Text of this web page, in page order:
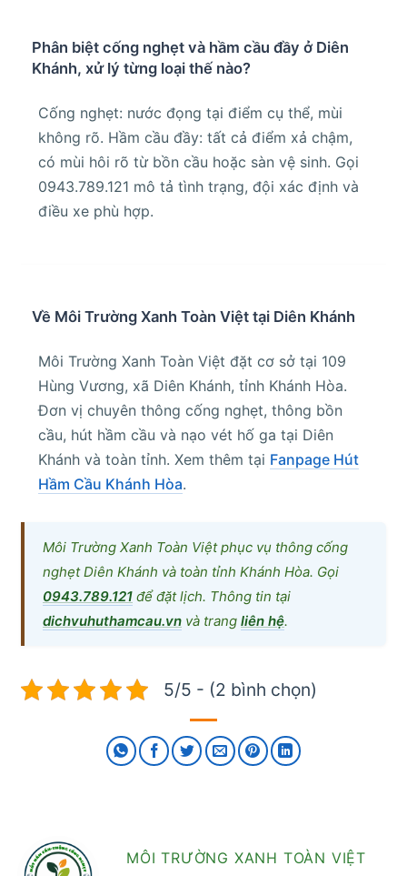
Phân biệt cống nghẹt và hầm cầu đầy ở Diên
Khánh, xử lý từng loại thế nào?
Cống nghẹt: nước đọng tại điểm cụ thể, mùi
không rõ. Hầm cầu đầy: tất cả điểm xả chậm,
có mùi hôi rõ từ bồn cầu hoặc sàn vệ sinh. Gọi
0943.789.121 mô tả tình trạng, đội xác định và
điều xe phù hợp.
Về Môi Trường Xanh Toàn Việt tại Diên Khánh
Môi Trường Xanh Toàn Việt đặt cơ sở tại 109
Hùng Vương, xã Diên Khánh, tỉnh Khánh Hòa.
Đơn vị chuyên thông cống nghẹt, thông bồn
cầu, hút hầm cầu và nạo vét hố ga tại Diên
Khánh và toàn tỉnh. Xem thêm tại Fanpage Hút
Hầm Cầu Khánh Hòa.
Môi Trường Xanh Toàn Việt phục vụ thông cống
nghẹt Diên Khánh và toàn tỉnh Khánh Hòa. Gọi
0943.789.121 để đặt lịch. Thông tin tại
dichvuhuthamcau.vn và trang liên hệ.
5/5 - (2 bình chọn)
MÔI TRƯỜNG XANH TOÀN VIỆT